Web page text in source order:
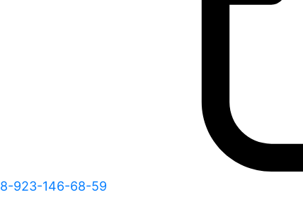
8-923-146-68-59